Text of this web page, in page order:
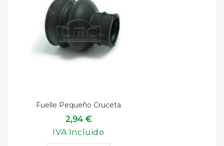
Fuelle Pequeño Cruceta
2,94 €
IVA Incluido